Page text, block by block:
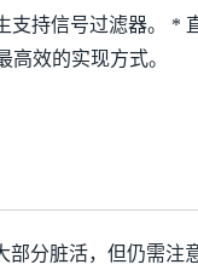
支持信号过滤器。 *
高效的实现方式。
部分脏活，但仍需注